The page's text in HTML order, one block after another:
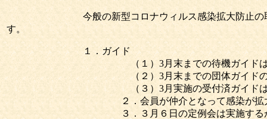
今般の新型コロナウィルス感染拡大防止の取
す。
１．ガイド
（１）3月末までの待機ガイド
（２）3月末までの団体ガイド
（３）3月実施の受付済ガイド
２．会員が仲介となって感染が
３．３月６日の定例会は実施す